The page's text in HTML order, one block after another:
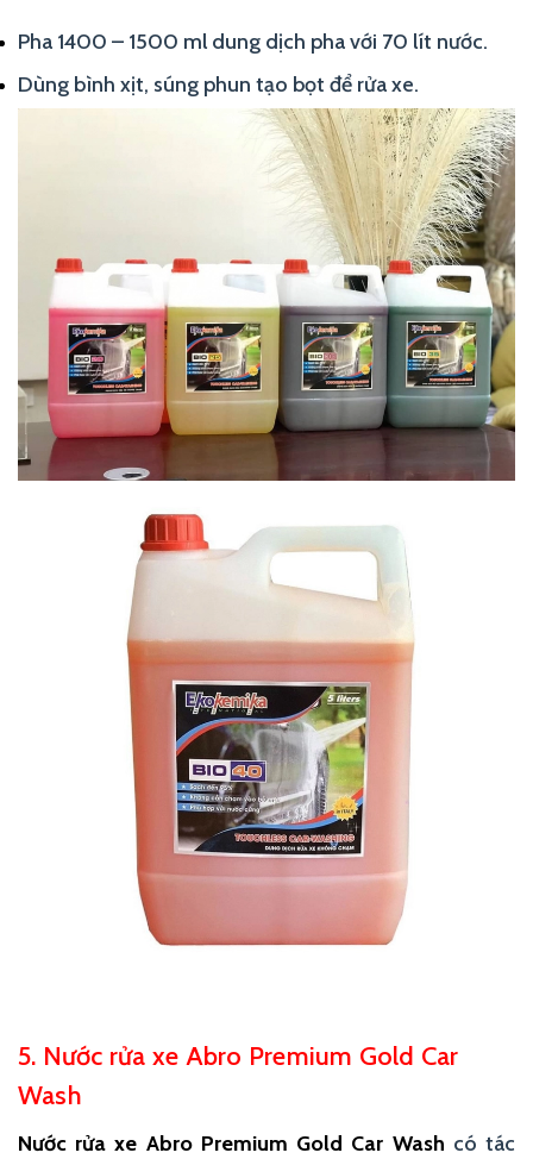
Pha 1400 – 1500 ml dung dịch pha với 70 lít nước.
Dùng bình xịt, súng phun tạo bọt để rửa xe.
5. Nước rửa xe Abro Premium Gold Car
Wash
Nước rửa xe Abro Premium Gold Car Wash có tác